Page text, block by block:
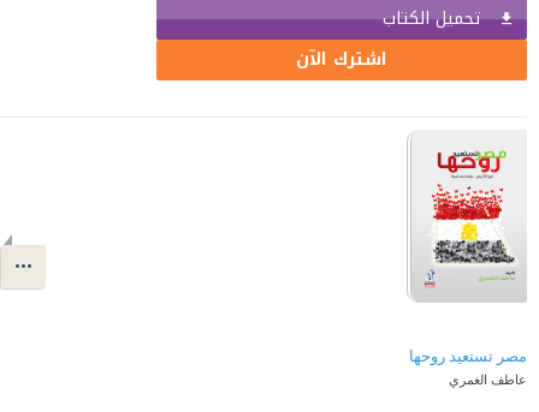
تحميل الكتاب
اشترك الآن
مصر تستعيد روحها
عاطف الغمري